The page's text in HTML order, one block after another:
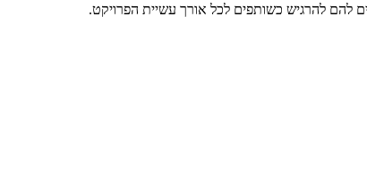
להם להרגיש כשותפים לכל אורך עשיית הפרויקט.